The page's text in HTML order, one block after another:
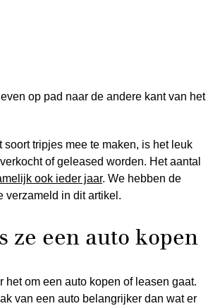
op pad naar de andere kant van het
tripjes mee te maken, is het leuk
of geleased worden. Het aantal
ook ieder jaar. We hebben de
verzameld in dit artikel.
ze een auto kopen
om een auto kopen of leasen gaat.
van een auto belangrijker dan wat er